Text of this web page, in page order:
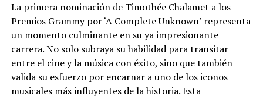
La primera nominación de Timothée Chalamet a los
Premios Grammy por ‘A Complete Unknown’ representa
un momento culminante en su ya impresionante
carrera. No solo subraya su habilidad para transitar
entre el cine y la música con éxito, sino que también
valida su esfuerzo por encarnar a uno de los iconos
musicales más influyentes de la historia. Esta